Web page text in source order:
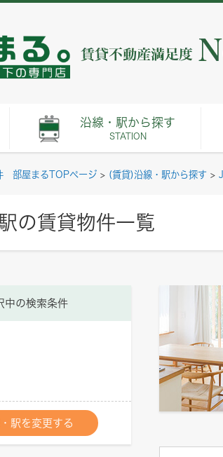
沿線・駅から探す
STATION
部屋まるTOPページ > (賃貸)沿線・駅から探す >
の賃貸物件一覧
中の検索条件
駅を変更する